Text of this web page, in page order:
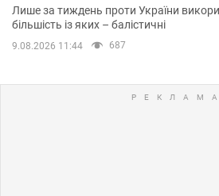
Лише за тиждень проти України
більшість із яких – балістичні
9.08.2026 11:44 687